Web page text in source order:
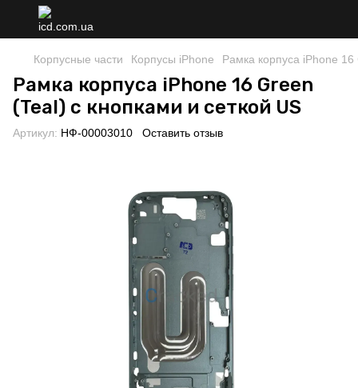
Корпусные части Корпусы iPhone Рамка корпуса iPhone 16
Рамка корпуса iPhone 16 Green
(Teal) с кнопками и сеткой US
Артикул: НФ-00003010 Оставить отзыв